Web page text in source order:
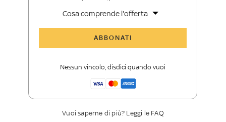
Cosa comprende l'offerta
ABBONATI
Nessun vincolo, disdici quando vuoi
Vuoi saperne di più? Leggi le FAQ